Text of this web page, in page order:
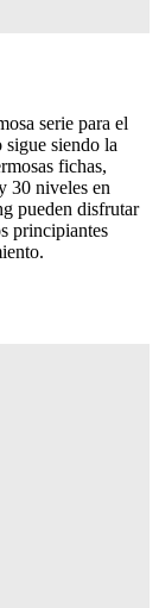
serie para el
siendo la
fichas,
30 niveles en
pueden disfrutar
principiantes